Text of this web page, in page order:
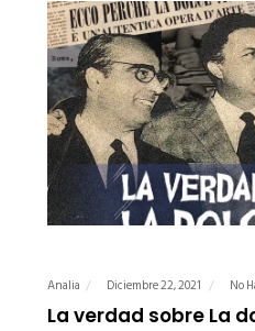
Analia Diciembre 22, 2021 No
La verdad sobre La